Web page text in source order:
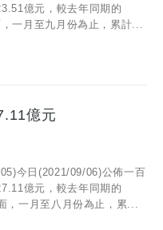
億元，較去年同期的
一月至九月份為止，累計...
億元
今日(2021/09/06)公佈一百
億元，較去年同期的
，一月至八月份為止，累...